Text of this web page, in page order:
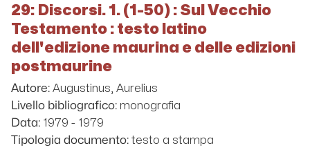
29: Discorsi. 1. (1-50) : Sul Vecchio
Testamento : testo latino
dell'edizione maurina e delle edizioni
postmaurine
Autore: Augustinus, Aurelius
Livello bibliografico: monografia
Data: 1979 - 1979
Tipologia documento: testo a stampa